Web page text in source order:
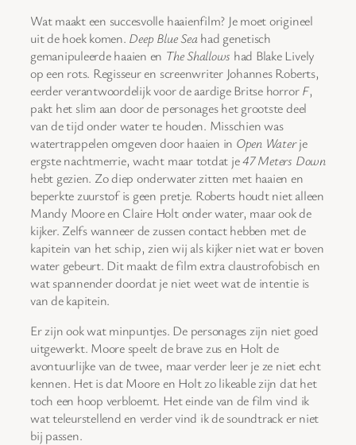
Wat maakt een succesvolle haaienfilm? Je moet origineel
uit de hoek komen. Deep Blue Seahad genetisch
gemanipuleerde haaien en The Shallows had Blake Lively
op een rots. Regisseur en screenwriter Johannes Roberts,
eerder verantwoordelijk voor de aardige Britse horrorF,
pakt het slim aan door de personages het grootste deel
van de tijd onder water te houden. Misschien was
watertrappelen omgeven door haaien in Open Waterje
ergste nachtmerrie, wacht maar totdat je47 Meters Down
hebt gezien. Zo diep onderwater zitten met haaien en
beperkte zuurstof is geen pretje. Roberts houdt niet alleen
Mandy Moore en Claire Holt onder water, maar ook de
kijker. Zelfs wanneer de zussen contact hebben met de
kapitein van het schip, zien wij als kijker niet wat er boven
water gebeurt. Dit maakt de film extra claustrofobisch en
wat spannender doordat je niet weet wat de intentie is
van de kapitein.
Er zijn ook wat minpuntjes. De personages zijn niet goed
uitgewerkt. Moore speelt de brave zus en Holt de
avontuurlijke van de twee, maar verder leer je ze niet echt
kennen. Het is dat Moore en Holt zo likeable zijn dat het
toch een hoop verbloemt. Het einde van de film vind ik
wat teleurstellend en verder vind ik de soundtrack er niet
bij passen.